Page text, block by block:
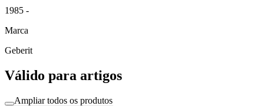
1985 -
Marca
Geberit
Válido para artigos
Ampliar todos os produtos